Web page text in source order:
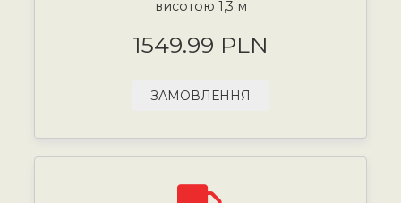
висотою 1,3 м
1549.99 PLN
ЗАМОВЛЕННЯ